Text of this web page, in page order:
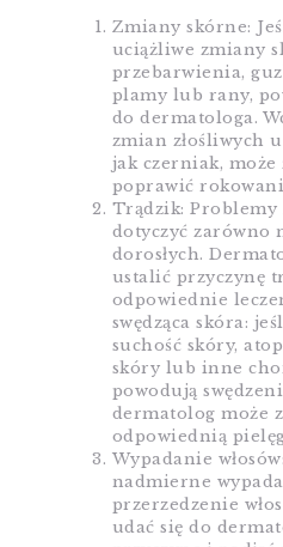
Zmiany skórne:
uciążliwe zmiany
przebarwienia,
plamy lub rany,
do dermatologa.
zmian złośliwych
jak czerniak, może
poprawić
Trądzik: Problemy
dotyczyć zarówno
dorosłych.
ustalić przyczynę
odpowiednie
swędząca skóra:
suchość skóry,
skóry lub inne
powodują
dermatolog może
odpowiednią
Wypadanie
nadmierne
przerzedzenie
udać się do